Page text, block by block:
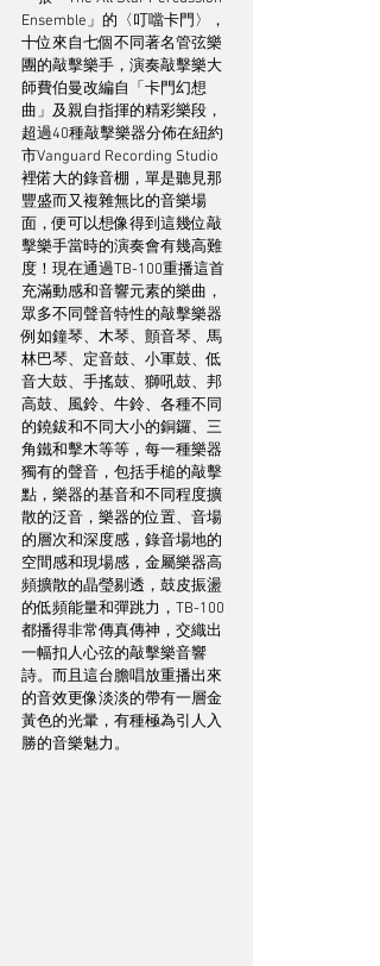
Ensemble」的〈叮噹卡門〉，
十位來自七個不同著名管弦樂
團的敲擊樂手，演奏敲擊樂大
師費伯曼改編自「卡門幻想
曲」及親自指揮的精彩樂段，
超過40種敲擊樂器分佈在紐約
市Vanguard Recording Studio
裡偌大的錄音棚，單是聽見那
豐盛而又複雜無比的音樂場
面，便可以想像得到這幾位敲
擊樂手當時的演奏會有幾高難
度！現在通過TB-100重播這首
充滿動感和音響元素的樂曲，
眾多不同聲音特性的敲擊樂器
例如鐘琴、木琴、顫音琴、馬
林巴琴、定音鼓、小軍鼓、低
音大鼓、手搖鼓、獅吼鼓、邦
高鼓、風鈴、牛鈴、各種不同
的鐃鈸和不同大小的銅鑼、三
角鐵和擊木等等，每一種樂器
獨有的聲音，包括手槌的敲擊
點，樂器的基音和不同程度擴
散的泛音，樂器的位置、音場
的層次和深度感，錄音場地的
空間感和現場感，金屬樂器高
頻擴散的晶瑩剔透，鼓皮振盪
的低頻能量和彈跳力，TB-100
都播得非常傳真傳神，交織出
一幅扣人心弦的敲擊樂音響
詩。而且這台膽唱放重播出來
的音效更像淡淡的帶有一層金
黃色的光暈，有種極為引人入
勝的音樂魅力。